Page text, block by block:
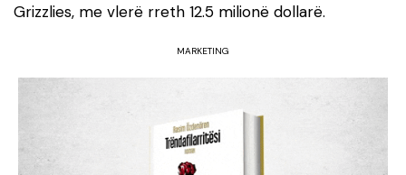
Grizzlies, me vlerë rreth 12.5 milionë dollarë.
MARKETING